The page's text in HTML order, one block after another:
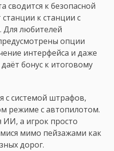
сводится к безопасной
к станции с
Для любителей
опции
интерфейса и даже
бонус к итоговому
с системой штрафов,
режиме с автопилотом.
ИИ, а игрок просто
мимо пейзажами как
дорог.